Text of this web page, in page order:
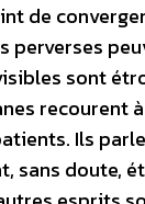
de
sont
recourent
Ils
sans doute,